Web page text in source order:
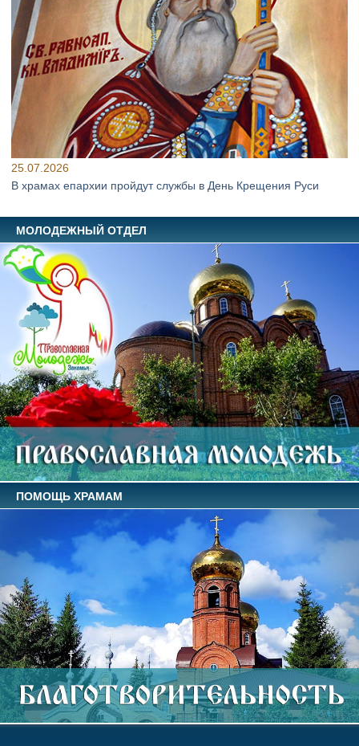
25.07.2026
В храмах епархии пройдут службы в День Крещения Руси
МОЛОДЕЖНЫЙ ОТДЕЛ
ПОМОЩЬ ХРАМАМ